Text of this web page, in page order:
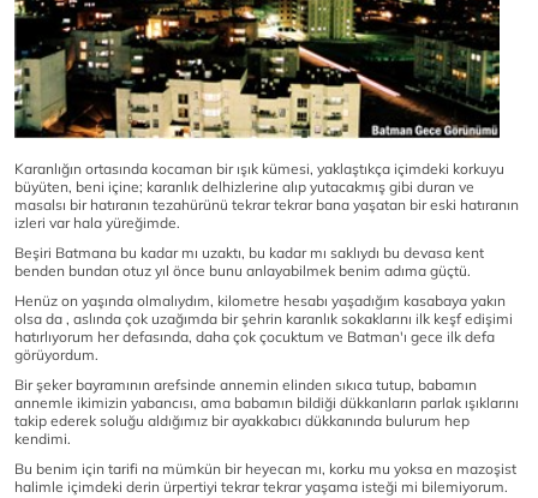
Karanlığın ortasında kocaman bir ışık kümesi, yaklaştıkça içimdeki korkuyu
büyüten, beni içine; karanlık delhizlerine alıp yutacakmış gibi duran ve
masalsı bir hatıranın tezahürünü tekrar tekrar bana yaşatan bir eski hatıranın
izleri var hala yüreğimde.
Beşiri Batmana bu kadar mı uzaktı, bu kadar mı saklıydı bu devasa kent
benden bundan otuz yıl önce bunu anlayabilmek benim adıma güçtü.
Henüz on yaşında olmalıydım, kilometre hesabı yaşadığım kasabaya yakın
olsa da , aslında çok uzağımda bir şehrin karanlık sokaklarını ilk keşf edişimi
hatırlıyorum her defasında, daha çok çocuktum ve Batman'ı gece ilk defa
görüyordum.
Bir şeker bayramının arefsinde annemin elinden sıkıca tutup, babamın
annemle ikimizin yabancısı, ama babamın bildiği dükkanların parlak ışıklarını
takip ederek soluğu aldığımız bir ayakkabıcı dükkanında bulurum hep
kendimi.
Bu benim için tarifi na mümkün bir heyecan mı, korku mu yoksa en mazoşist
halimle içimdeki derin ürpertiyi tekrar tekrar yaşama isteği mi bilemiyorum.